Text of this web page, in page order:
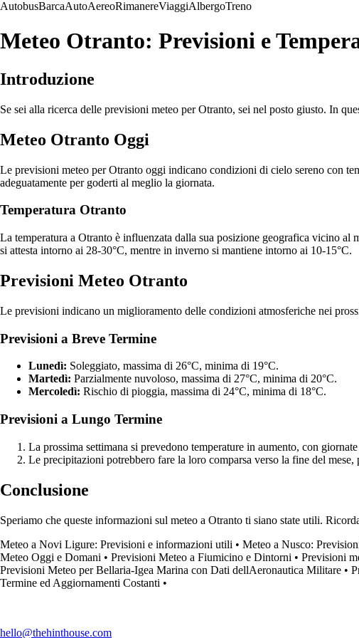
AutobusBarcaAutoAereoRimanereViaggiAlbergoTreno
Meteo Otranto: Previsioni e
Introduzione
Se sei alla ricerca delle previsioni meteo per Otranto, sei nel posto giusto. In
Meteo Otranto Oggi
Le previsioni meteo per Otranto oggi indicano condizioni di cielo sereno con
adeguatamente per goderti al meglio la giornata.
Temperatura Otranto
La temperatura a Otranto è influenzata dalla sua posizione geografica vicino al
si attesta intorno ai 28-30°C, mentre in inverno si mantiene intorno ai 10-15°C.
Previsioni Meteo Otranto
Le previsioni indicano un miglioramento delle condizioni atmosferiche nei
Previsioni a Breve Termine
Lunedì: Soleggiato, massima di 26°C, minima di 19°C.
Martedì: Parzialmente nuvoloso, massima di 27°C, minima di 20°C.
Mercoledì: Rischio di pioggia, massima di 24°C, minima di 18°C.
Previsioni a Lungo Termine
La prossima settimana si prevedono temperature in aumento, con
Le precipitazioni potrebbero fare la loro comparsa verso la fine del
Conclusione
Speriamo che queste informazioni sul meteo a Otranto ti siano state utili.
Meteo a Novi Ligure: Previsioni e informazioni utili • Meteo a Nusco:
Meteo Oggi e Domani • Previsioni Meteo a Fiumicino e Dintorni • Previsioni
Previsioni Meteo per Bellaria-Igea Marina con Dati dellAeronautica Militare •
Termine ed Aggiornamenti Costanti •
hello@thehinthouse.com